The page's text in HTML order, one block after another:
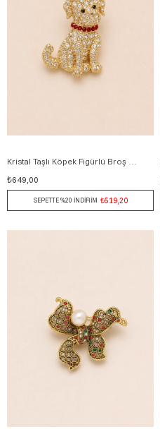
₺649,00
SEPETTE %20 İNDİRİM ₺519,20